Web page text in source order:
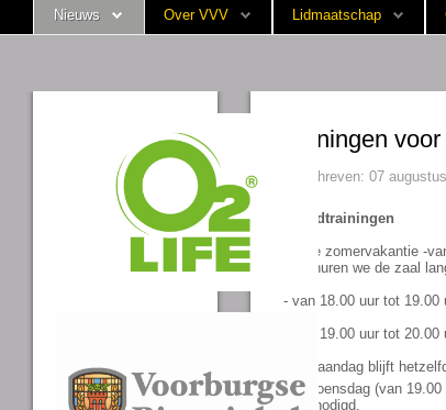
Competitie
Nieuws Over VVV Lidmaatschap
trainingen
Geschreven: 07
Jeugdtrainingen
Na de zomervakantie -
Dan huren we de zaal
- van 18.00 uur tot 19.00
- van 19.00 uur tot
De maandag blijft
Op woensdag (van
uitgenodigd.